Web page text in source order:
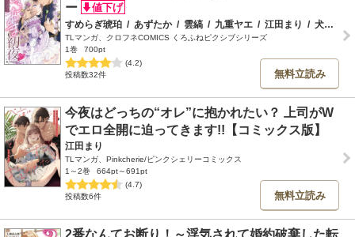
ー
すめらぎ琥珀 / あずたか / 雲縞 / 九重ヤエ / 江田まり / 犬咲
TLマンガ、クロフネCOMICS くろふねピクシブシリーズ
1巻
700pt
(4.2)
投稿数32件
無料立読み
今夜はどっちの“オレ”に抱かれたい？ 上司がW
でエロ全開に迫ってきます!!【コミックス版】
江田まり
TLマンガ、Pinkcherie/ピンクシェリーコミックス
1～2巻
664pt～691pt
(4.7)
投稿数6件
無料立読み